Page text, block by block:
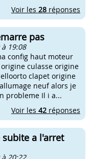
Voir les 28 réponses
pas
19:08
config haut moteur
culasse origine
clapet origine
neuf alors je
probleme Il i a...
Voir les 42 réponses
subite a l'arret